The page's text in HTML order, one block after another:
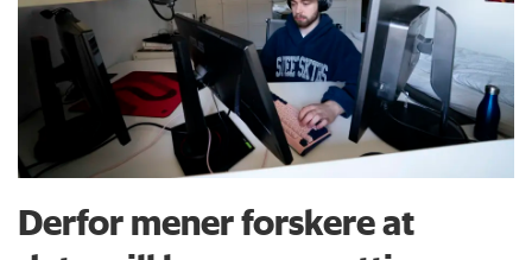
Derfor mener forskere at